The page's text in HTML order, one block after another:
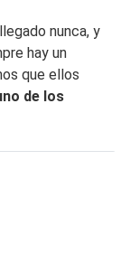
nunca, y
hay un
que ellos
de los